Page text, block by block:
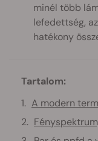
minél több
lefedettség,
hatékony
Tartalom:
A modern